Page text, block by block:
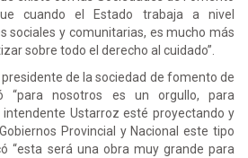
cuando el Estado trabaja a nivel
sociales y comunitarias, es mucho más
sobre todo el derecho al cuidado”.
de la sociedad de fomento de
“para nosotros es un orgullo, para
Ustarroz esté proyectando y
Provincial y Nacional este tipo
“esta será una obra muy grande para